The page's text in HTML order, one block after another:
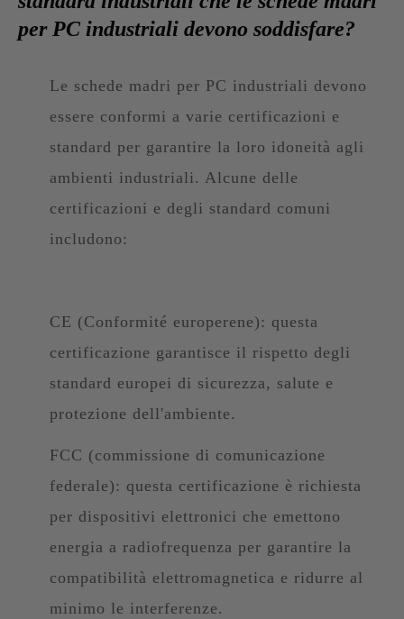
per PC industriali devono soddisfare?
Le schede madri per PC industriali devono
essere conformi a varie certificazioni e
standard per garantire la loro idoneità agli
ambienti industriali. Alcune delle
certificazioni e degli standard comuni
includono:
CE (Conformité europerene): questa
certificazione garantisce il rispetto degli
standard europei di sicurezza, salute e
protezione dell'ambiente.
FCC (commissione di comunicazione
federale): questa certificazione è richiesta
per dispositivi elettronici che emettono
energia a radiofrequenza per garantire la
compatibilità elettromagnetica e ridurre al
minimo le interferenze.